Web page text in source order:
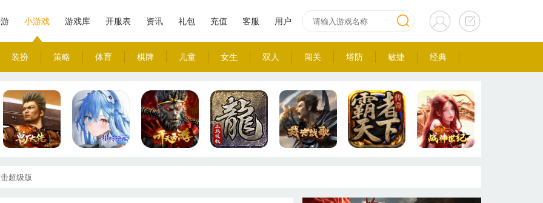
小游戏
装扮 策略 体育 棋牌 儿童 女生 双人 闯关 塔防 敏捷 经典
游戏库 开服表 资讯 礼包 充值 客服 用户
超级版